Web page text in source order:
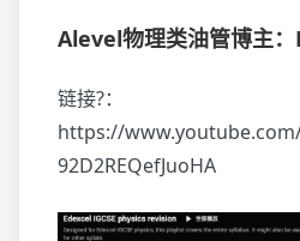
Alevel物理类油管博主
链接?：
https://
92D2REQefJuoHA